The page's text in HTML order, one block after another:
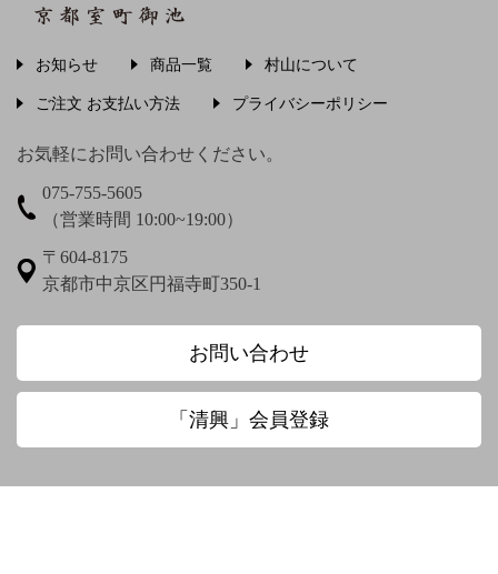
梅渓通治
圓珠庵羅城
大田垣蓮月 大田垣蓮月 鈴木百年
大田垣蓮月賛 松岡環翠画 大谷光演
お知らせ 商品一覧 村山について
ご注文 お支払い方法 プライバシーポリシー
お気軽にお問い合わせください。
075-755-5605
（営業時間 10:00~19:00）
〒604-8175
京都市中京区円福寺町350-1
お問い合わせ
「清興」会員登録